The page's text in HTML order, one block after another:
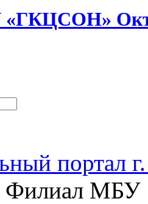
портал
Филиал МБУ